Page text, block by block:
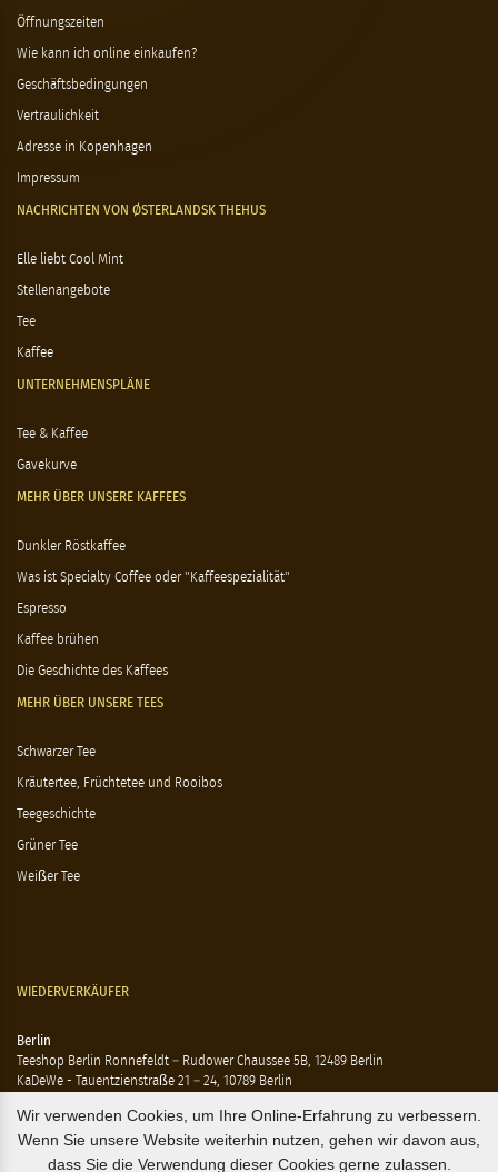
Öffnungszeiten
Wie kann ich online einkaufen?
Geschäftsbedingungen
Vertraulichkeit
Adresse in Kopenhagen
Impressum
NACHRICHTEN VON ØSTERLANDSK THEHUS
Elle liebt Cool Mint
Stellenangebote
Tee
Kaffee
UNTERNEHMENSPLÄNE
Tee & Kaffee
Gavekurve
MEHR ÜBER UNSERE KAFFEES
Dunkler Röstkaffee
Was ist Specialty Coffee oder "Kaffeespezialität"
Espresso
Kaffee brühen
Die Geschichte des Kaffees
MEHR ÜBER UNSERE TEES
Schwarzer Tee
Kräutertee, Früchtetee und Rooibos
Teegeschichte
Grüner Tee
Weißer Tee
WIEDERVERKÄUFER
Berlin
Teeshop Berlin Ronnefeldt – Rudower Chaussee 5B, 12489 Berlin
KaDeWe - Tauentzienstraße 21 – 24, 10789 Berlin
Ting - Rykestraße 41, 10405 Berlin
Flensburg
Wir verwenden Cookies, um Ihre Online-Erfahrung zu verbessern.
Wenn Sie unsere Website weiterhin nutzen, gehen wir davon aus,
dass Sie die Verwendung dieser Cookies gerne zulassen.